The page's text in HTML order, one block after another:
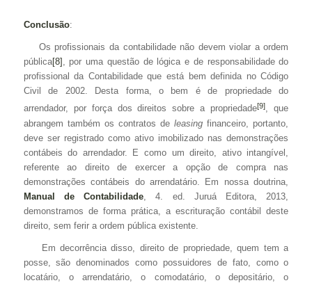
Conclusão:
Os profissionais da contabilidade não devem violar a ordem
pública[8] , por uma questão de lógica e de responsabilidade do
profissional da Contabilidade que está bem definida no Código
Civil de 2002. Desta forma, o bem é de propriedade do
arrendador, por força dos direitos sobre a propriedade[9], que
abrangem também os contratos deleasingfinanceiro, portanto,
deve ser registrado como ativo imobilizado nas demonstrações
contábeis do arrendador. E como um direito, ativo intangível,
referente ao direito de exercer a opção de compra nas
demonstrações contábeis do arrendatário. Em nossa doutrina,
Manual de Contabilidade , 4. ed. Juruá Editora, 2013,
demonstramos de forma prática, a escrituração contábil deste
direito, sem ferir a ordem pública existente.
Em decorrência disso, direito de propriedade, quem tem a
posse, são denominados como possuidores de fato, como o
locatário, o arrendatário, o comodatário, o depositário, o